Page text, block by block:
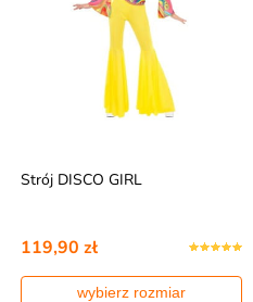
Strój DISCO GIRL
119,90 zł
wybierz rozmiar